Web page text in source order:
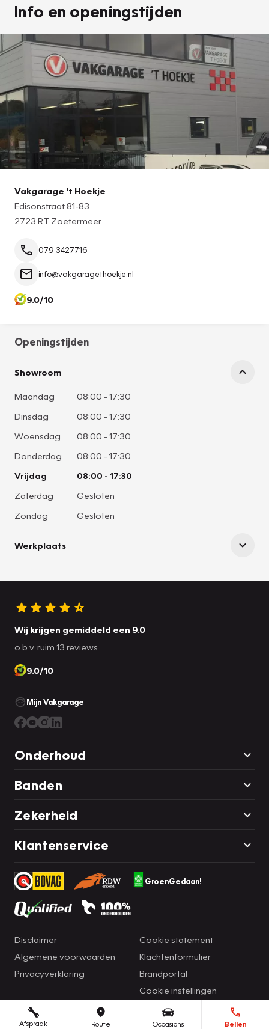
Info en openingstijden
Vakgarage 't Hoekje
Edisonstraat 81-83
2723 RT Zoetermeer
079 3427716
info@vakgaragethoekje.nl
9.0/10
Openingstijden
Showroom
Maandag 08:00 - 17:30
Dinsdag
08:00 - 17:30
Woensdag
08:00 - 17:30
Donderdag
08:00 - 17:30
Vrijdag
08:00 - 17:30
Zaterdag
Gesloten
Zondag
Gesloten
Werkplaats
Afspraak Route Occasions Bellen
Wij krijgen gemiddeld een 9.0
o.b.v. ruim 13 reviews
9.0/10
Mijn Vakgarage
Onderhoud
Banden
Zekerheid
Klantenservice
GroenGedaan!
Disclaimer
Algemene voorwaarden
Privacyverklaring
Cookie statement
Klachtenformulier
Brandportal
Cookie instellingen